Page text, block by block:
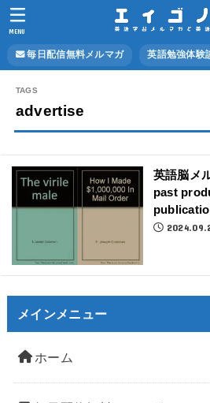
毎日配信無料メルマガ 英語勉強体験
MENU
advertise
英語脳メ
past
メインメニュー
ホーム